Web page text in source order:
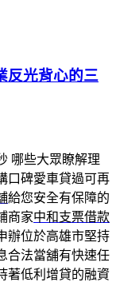
反光背心的三
哪些大眾瞭解理
口碑愛車貸過可再
給您安全有保障的
商家中和支票借款
辦位於高雄市堅持
合法當舖有快速任
著低利增貸的融資